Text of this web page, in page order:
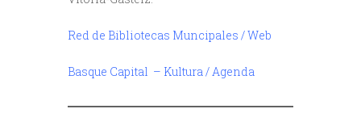
Red de Bibliotecas Muncipales / Web
Basque Capital – Kultura / Agenda